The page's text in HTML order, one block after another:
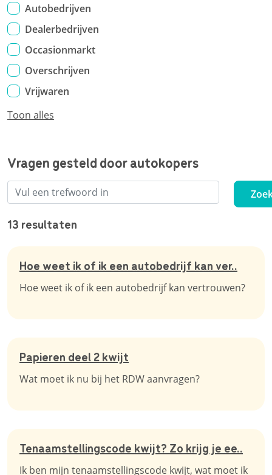
Autobedrijven
Dealerbedrijven
Occasionmarkt
Overschrijven
Vrijwaren
Toon alles
Vragen gesteld door autokopers
13 resultaten
Hoe weet ik of ik een autobedrijf kan ver..
Hoe weet ik of ik een autobedrijf kan vertrouwen?
Papieren deel 2 kwijt
Wat moet ik nu bij het RDW aanvragen?
Tenaamstellingscode kwijt? Zo krijg je ee..
Ik ben mijn tenaamstellingscode kwijt, wat moet ik